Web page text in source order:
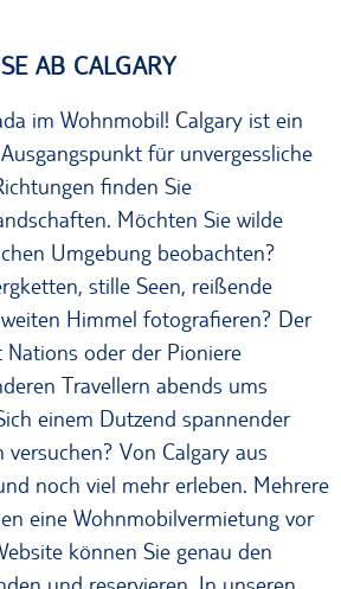
AB CALGARY
im Wohnmobil! Calgary ist ein
für unvergessliche
finden Sie
Möchten Sie wilde
Umgebung beobachten?
stille Seen, reißende
Himmel fotografieren? Der
Nations oder der Pioniere
Travellern abends ums
einem Dutzend spannender
Von Calgary aus
noch viel mehr erleben. Mehrere
eine Wohnmobilvermietung vor
können Sie genau den
und reservieren. In unseren